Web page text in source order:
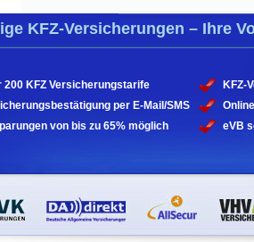
KFZ-Versicherungen – Ihre
200 KFZ Versicherungstarife
per E-Mail/SMS
von bis zu 65% möglich
KFZ-
eVB